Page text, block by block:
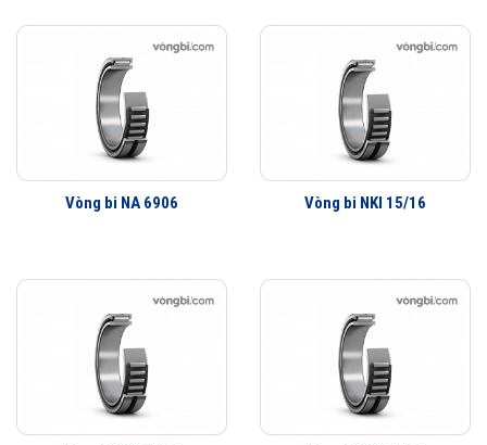
Vòng bi NA 6906 Vòng bi NKI 15/16